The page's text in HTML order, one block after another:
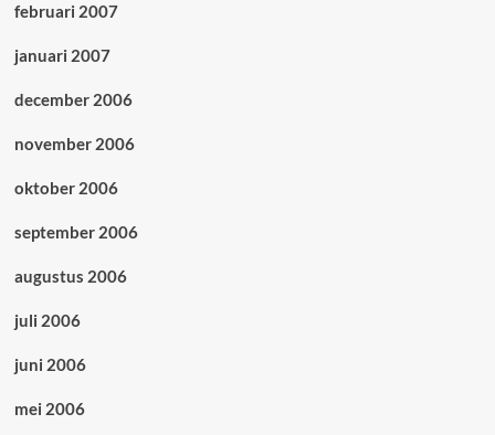
februari 2007
januari 2007
december 2006
november 2006
oktober 2006
september 2006
augustus 2006
juli 2006
juni 2006
mei 2006